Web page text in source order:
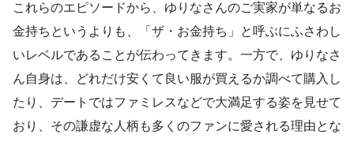
これらのエピソードから、ゆりなさんのご実家が単なるお
金持ちというよりも、「ザ・お金持ち」と呼ぶにふさわし
いレベルであることが伝わってきます。一方で、ゆりなさ
ん自身は、どれだけ安くて良い服が買えるか調べて購入し
たり、デートではファミレスなどで大満足する姿を見せて
おり、その謙虚な人柄も多くのファンに愛される理由とな